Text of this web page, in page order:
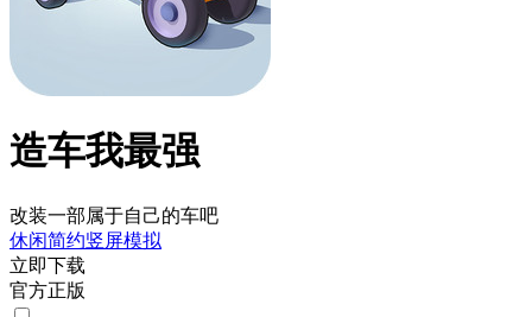
造车我最强
改装一部属于自己的车吧
休闲简约竖屏模拟
立即下载
官方正版